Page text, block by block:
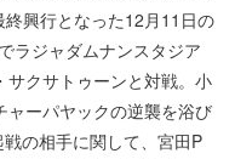
興行となった12月11日の
ラジャダムナンスタジア
サクサトゥーンと対戦。小
ーパヤックの逆襲を浴び
の相手に関して、宮田P